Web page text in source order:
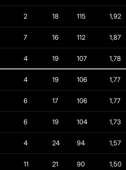
2 18 115 1,92
7 16 112 1,87
4 19 107 1,78
4 19 106 1,77
6 17 106 1,77
6 19 104 1,73
4 24 94 1,57
11 21 90 1,50